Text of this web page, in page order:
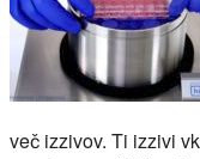
več izzivov. Ti izzivi